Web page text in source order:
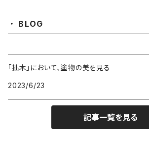
布・絲・植物繊維
蓋碗
相馬佳織
BLOG
「拙木」において、塗物の美を見る
2023/6/23
記事一覧を見る